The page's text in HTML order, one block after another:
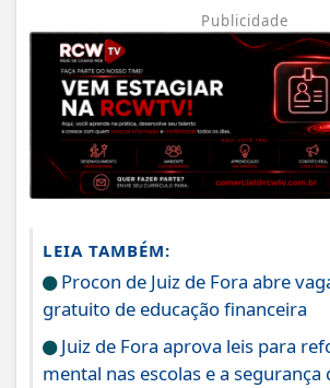
Publicidade
LEIA TAMBÉM:
Procon de Juiz de Fora abre
gratuito de educação financeira
Juiz de Fora aprova leis para
mental nas escolas e a segurança